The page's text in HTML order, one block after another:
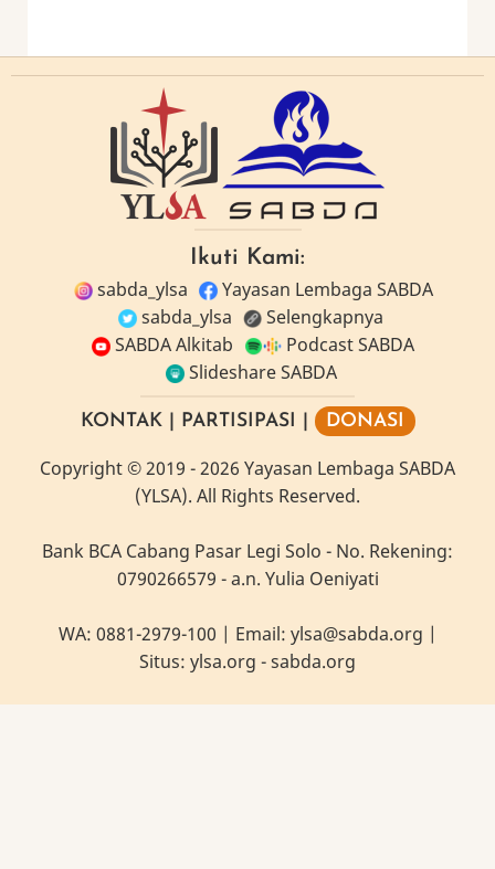
Ikuti Kami:
sabda_ylsa
Yayasan Lembaga SABDA
sabda_ylsa
Selengkapnya
SABDA Alkitab
Podcast SABDA
Slideshare SABDA
KONTAK| PARTISIPASI DONASI
Copyright© 2019 -2026 Yayasan Lembaga SABDA
(YLSA). All Rights Reserved.
Bank BCA Cabang Pasar Legi Solo - No. Rekening:
0790266579 - a.n. Yulia Oeniyati
WA: 0881-2979-100 | Email: ylsa@sabda.org |
Situs: ylsa.org -sabda.org